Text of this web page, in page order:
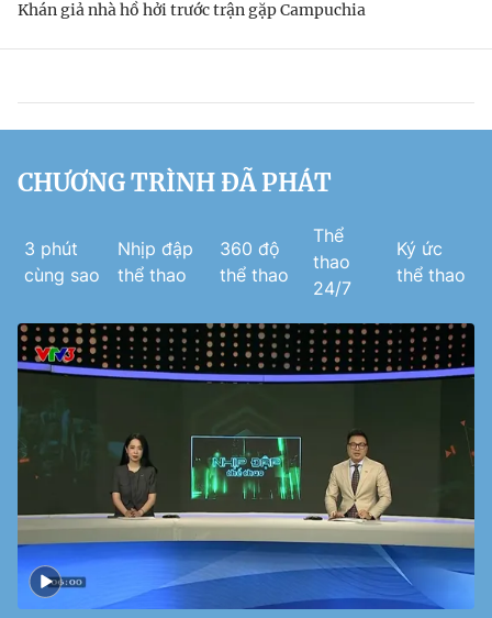
Khán giả nhà hồ hởi trước trận gặp Campuchia
CHƯƠNG TRÌNH ĐÃ PHÁT
3 phút
cùng sao
Nhịp đập
thể thao
360 độ
thể thao
Thể
thao
24/7
Ký ức
thể thao